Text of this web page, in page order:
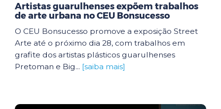
Artistas guarulhenses expõem trabalhos
de arte urbana no CEU Bonsucesso
O CEU Bonsucesso promove a exposição Street
Arte até o próximo dia 28, com trabalhos em
grafite dos artistas plásticos guarulhenses
Pretoman e Big... [saiba mais]